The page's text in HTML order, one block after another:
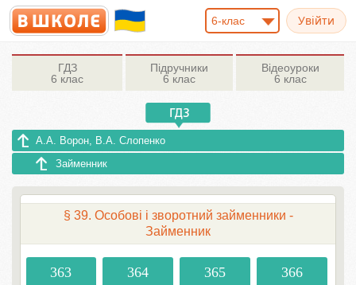
6-клас
ГДЗ
6 клас
Підручники
6 клас
Відеоуроки
6 клас
А.А. Ворон, В.А. Слопенко
Займенник
§ 39. Особові і зворотний займенники -
Займенник
363 364 365 366